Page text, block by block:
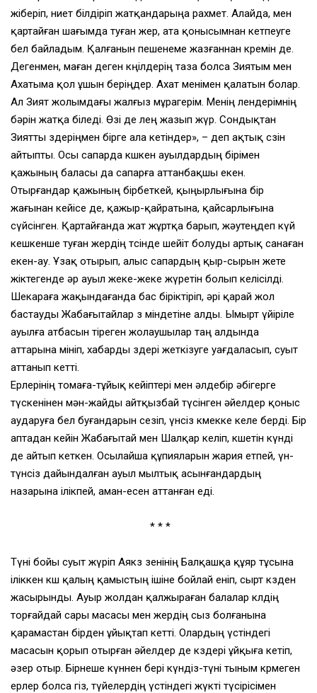
жіберіп, ниет білдіріп жатқандарыңа рахмет. Алайда, мен
қартайған шағымда туған жер, ата қонысымнан кетпеуге
бел байладым. Қалғанын пешенеме жазғаннан көремін де.
Дегенмен, маған деген көңілдерің таза болса Зиятым мен
Ахатыма қол ұшын беріңдер. Ахат менімен қалатын болар.
Ал Зият жолымдағы жалғыз мұрагерім. Менің өлендерімнің
бәрін жатқа біледі. Өзі де өлең жазып жүр. Сондықтан
Зиятты өздеріңмен бірге ала кетіндер», – деп ақтық сөзін
айтыпты. Осы сапарда көшкен ауылдардың бірімен
қажының баласы да сапарға аттанбақшы екен.
Отырғандар қажының бірбеткей, қыңырлығына бір
жағынан кейісе де, қажыр-қайратына, қайсарлығына
сүйсінген. Қартайғанда жат жұртқа барып, жәутеңдеп күй
кешкенше туған жердің төсінде шейіт болуды артық санаған
екен-ау. Ұзақ отырып, алыс сапардың қыр-сырын жете
жіктегенде әр ауыл жеке-жеке жүретін болып келісілді.
Шекараға жақындағанда бас біріктіріп, әрі қарай жол
бастауды Жабағытайлар өз міндетіне алды. Ымырт үйіріле
ауылға атбасын тіреген жолаушылар таң алдында
аттарына мініп, хабарды өздері жеткізуге уағдаласып, суыт
аттанып кетті.
Ерлерінің томаға-тұйық кейіптері мен әлдебір әбігерге
түскенінен мән-жайды айтқызбай түсінген әйелдер қоныс
аударуға бел буғандарын сезіп, үнсіз көмекке келе берді. Бір
аптадан кейін Жабағытай мен Шалқар келіп, көшетін күнді
де айтып кеткен. Осылайша құпияларын жария етпей, үн-
түнсіз дайындалған ауыл мылтық асынғандардың
назарына ілікпей, аман-есен аттанған еді.
* * *
Түні бойы суыт жүріп Аякөз өзенінің Балқашқа құяр тұсына
іліккен көш қалың қамыстың ішіне бойлай еніп, сырт көзден
жасырынды. Ауыр жолдан қалжыраған балалар көлдің
торғайдай сары масасы мен жердің сыз болғанына
қарамастан бірден ұйықтап кетті. Олардың үстіндегі
масасын қорып отырған әйелдер де көздері ұйқыға кетіп,
әзер отыр. Бірнеше күннен бері күндіз-түні тыным көрмеген
ерлер болса өгіз, түйелердің үстіндегі жүкті түсірісімен